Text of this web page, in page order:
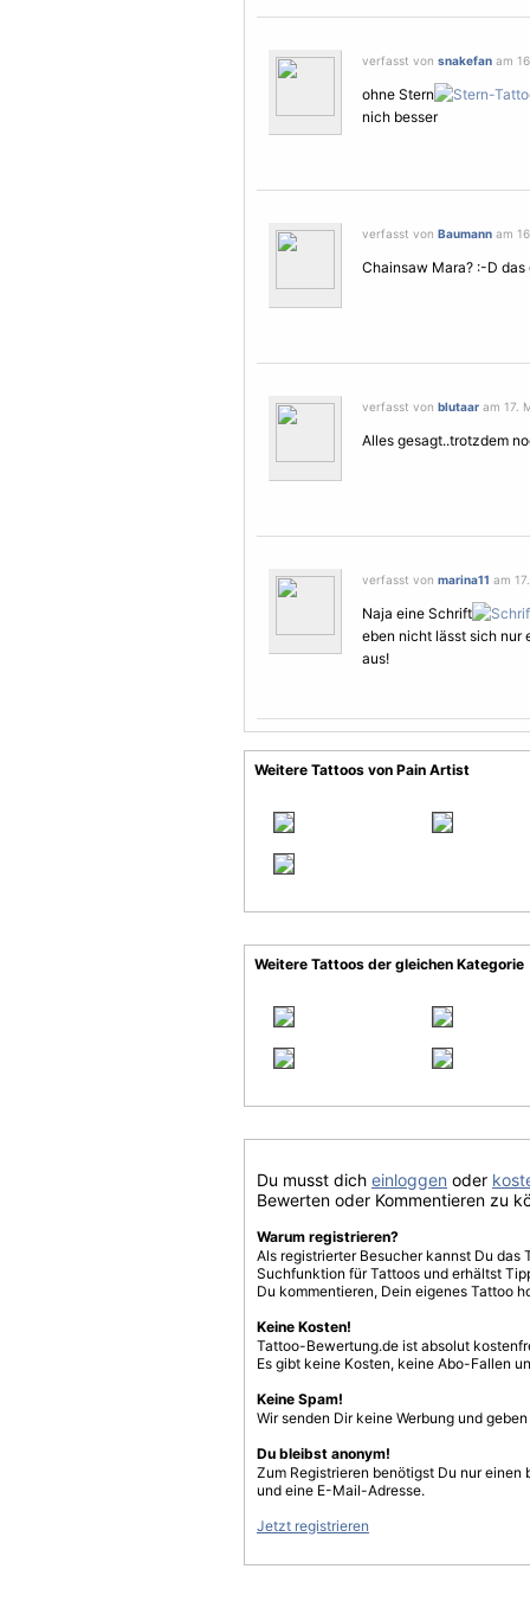
verfasst von snakefan am
ohne Stern
nich besser
verfasst von Baumann am
Chainsaw Mara? :-D das
verfasst von blutaar am 17.
Alles gesagt..trotzdem
verfasst von marina11 am
Naja eine Schrift
eben nicht lässt sich nur
aus!
Weitere Tattoos von Pain Artist
Weitere Tattoos der gleichen Kategorie
Du musst dich einloggen oder
Bewerten oder Kommentieren zu
Warum registrieren?
Als registrierter Besucher kannst Du
Suchfunktion für Tattoos und erhältst
Du kommentieren, Dein eigenes Tattoo
Keine Kosten!
Tattoo-Bewertung.de ist absolut
Es gibt keine Kosten, keine Abo-Fallen
Keine Spam!
Wir senden Dir keine Werbung und
Du bleibst anonym!
Zum Registrieren benötigst Du nur einen
und eine E-Mail-Adresse.
Jetzt registrieren